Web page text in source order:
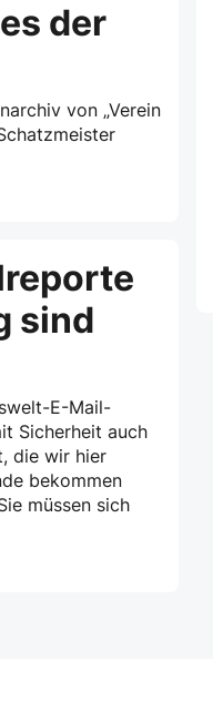
der
von „Verein
sind
E-Mail-
Sicherheit auch
die wir hier
bekommen
müssen sich